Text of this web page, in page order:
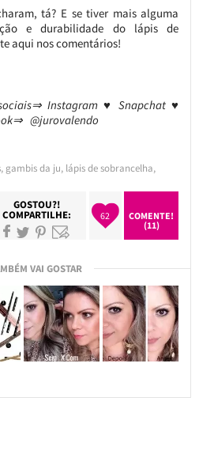
tá? E se tiver mais alguma
e durabilidade do lápis de
aqui nos comentários!
Instagram ♥ Snapchat ♥
@jurovalendo
, gambis da ju, lápis de sobrancelha,
GOSTOU?!
COMPARTILHE: 62
COMENTE!
(11)
VAI GOSTAR